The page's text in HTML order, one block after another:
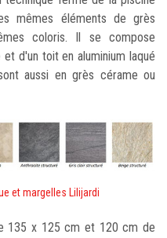
mêmes éléments de grès
coloris. Il se compose
d'un toit en aluminium laqué
aussi en grès cérame ou
et margelles Lilijardi
135 x 125 cm et 120 cm de